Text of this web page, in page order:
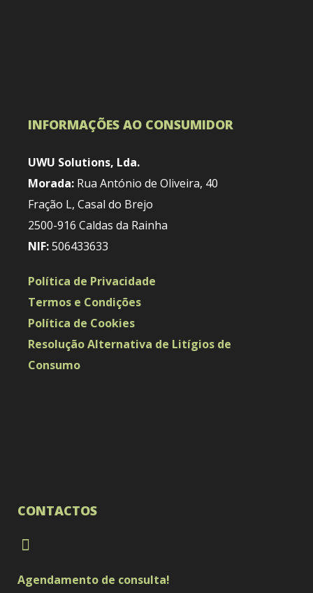
INFORMAÇÕES AO CONSUMIDOR
UWU Solutions, Lda.
Morada: Rua António de Oliveira, 40
Fração L, Casal do Brejo
2500-916 Caldas da Rainha
NIF:506433633
Política de Privacidade
Termos e Condições
Política de Cookies
Resolução Alternativa de Litígios de
Consumo
CONTACTOS
Agendamento de consulta!